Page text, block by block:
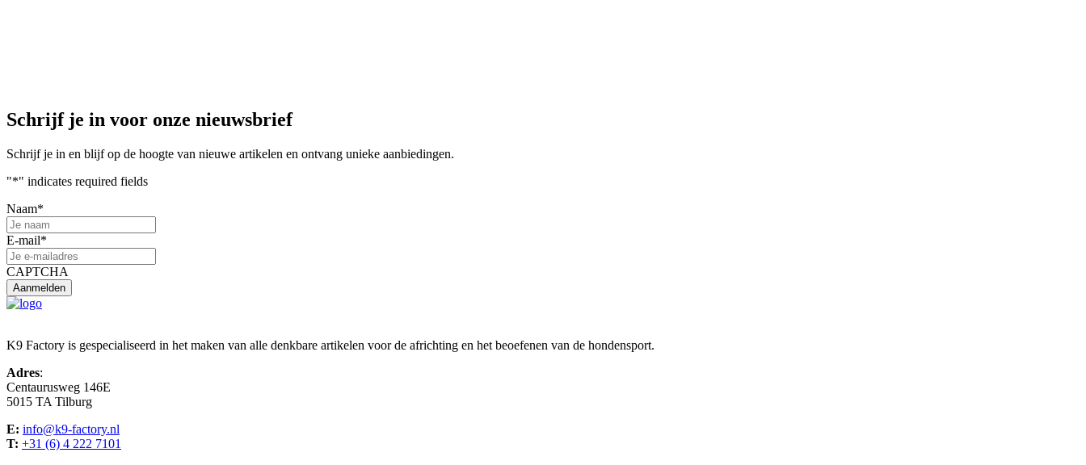
Schrijf je in voor onze nieuwsbrief
Schrijf je in en blijf op de hoogte van nieuwe artikelen en ontvang unieke aanbiedingen.
"*" indicates required fields
Naam*
E-mail*
CAPTCHA
K9 Factory is gespecialiseerd in het maken van alle denkbare artikelen voor de africhting en het beoefenen van de hondensport.
Adres:
Centaurusweg 146E
5015 TA Tilburg
E: info@k9-factory.nl
T: +31 (6) 4 222 7101